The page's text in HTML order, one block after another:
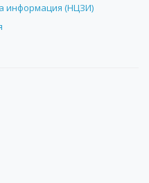
информация (НЦЗИ)